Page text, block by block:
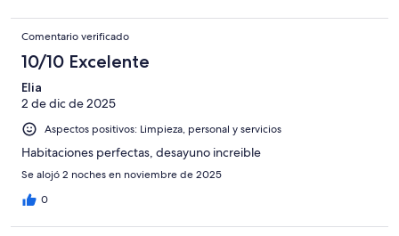
Comentario verificado
10/10 Excelente
Elia
2 de dic de 2025
Aspectos positivos: Limpieza, personal y servicios
Habitaciones perfectas, desayuno increible
Se alojó 2 noches en noviembre de 2025
0